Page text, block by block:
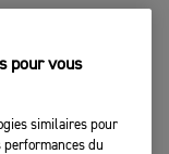
pour vous
similaires pour
du